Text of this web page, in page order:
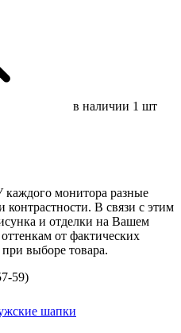
в наличии 1 шт
каждого монитора разные
контрастности. В связи с этим
и отделки на Вашем
от фактических
выборе товара.
59)
шапки